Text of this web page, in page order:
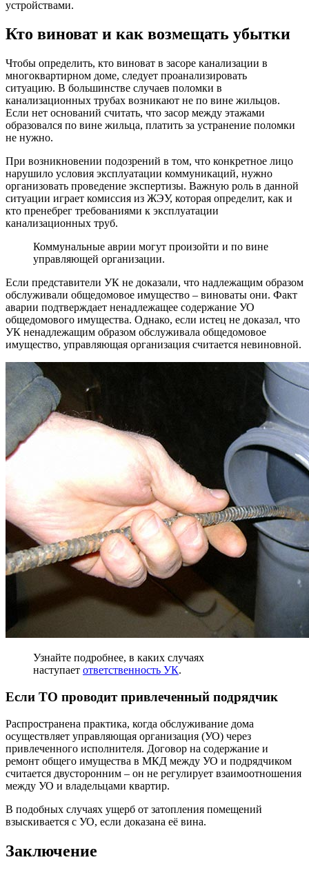
устройствами.
Кто виноват и как возмещать убытки
Чтобы определить, кто виноват в засоре канализации в
многоквартирном доме, следует проанализировать
ситуацию. В большинстве случаев поломки в
канализационных трубах возникают не по вине жильцов.
Если нет оснований считать, что засор между этажами
образовался по вине жильца, платить за устранение поломки
не нужно.
При возникновении подозрений в том, что конкретное лицо
нарушило условия эксплуатации коммуникаций, нужно
организовать проведение экспертизы. Важную роль в данной
ситуации играет комиссия из ЖЭУ, которая определит, как и
кто пренебрег требованиями к эксплуатации
канализационных труб.
Коммунальные аврии могут произойти и по вине
управляющей организации.
Если представители УК не доказали, что надлежащим образом
обслуживали общедомовое имущество – виноваты они. Факт
аварии подтверждает ненадлежащее содержание УО
общедомового имущества. Однако, если истец не доказал, что
УК ненадлежащим образом обслуживала общедомовое
имущество, управляющая организация считается невиновной.
Узнайте подробнее, в каких случаях
наступает ответственность УК.
Если ТО проводит привлеченный подрядчик
Распространена практика, когда обслуживание дома
осуществляет управляющая организация (УО) через
привлеченного исполнителя. Договор на содержание и
ремонт общего имущества в МКД между УО и подрядчиком
считается двусторонним – он не регулирует взаимоотношения
между УО и владельцами квартир.
В подобных случаях ущерб от затопления помещений
взыскивается с УО, если доказана её вина.
Заключение